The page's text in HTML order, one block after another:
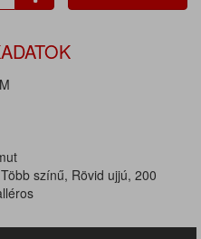
színű, Rövid ujjú, 200